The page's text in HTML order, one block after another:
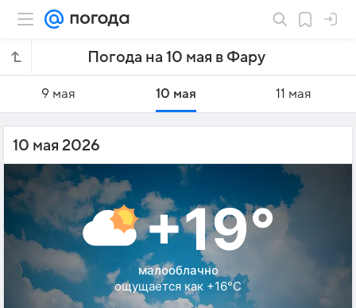
Погода на 10 мая в Фару
9 мая 10 мая 11 мая
10 мая 2026
+19°
малооблачно
ощущается как +16°C